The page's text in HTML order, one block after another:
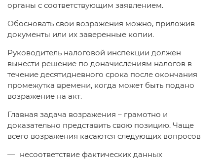
органы с соответствующим заявлением.
Обосновать свои возражения можно, приложив
документы или их заверенные копии.
Руководитель налоговой инспекции должен
вынести решение по доначислениям налогов в
течение десятидневного срока после окончания
промежутка времени, когда может быть подано
возражение на акт.
Главная задача возражения – грамотно и
доказательно представить свою позицию. Чаще
всего возражения касаются следующих вопросов
несоответствие фактических данных